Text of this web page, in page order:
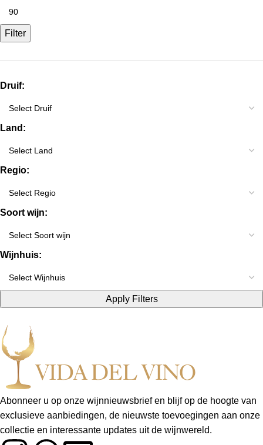
Filter
Druif:
Land:
Regio:
Soort wijn:
Wijnhuis:
Apply Filters
Abonneer u op onze wijnnieuwsbrief en blijf op de hoogte van
exclusieve aanbiedingen, de nieuwste toevoegingen aan onze
collectie en interessante updates uit de wijnwereld.